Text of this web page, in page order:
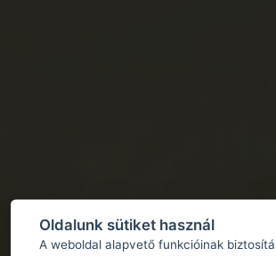
Oldalunk sütiket használ
A weboldal alapvető funkcióinak